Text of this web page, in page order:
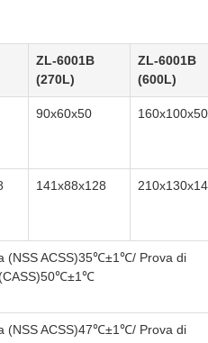
ZL-6001B
(270L)
ZL-6001B
(600L)
90x60x50 160x100x50
141x88x128
(NSS ACSS)35℃±1℃/ Prova di
(NSS ACSS)47℃±1℃/ Prova di